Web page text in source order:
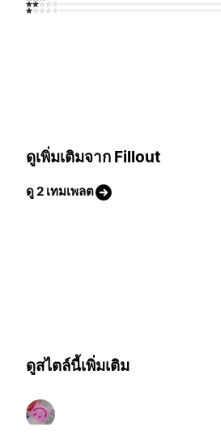
ดูเพิ่มเติมจาก Fillout
ดู 2 เทมเพลต
ดูสไตล์นี้เพิ่มเติม